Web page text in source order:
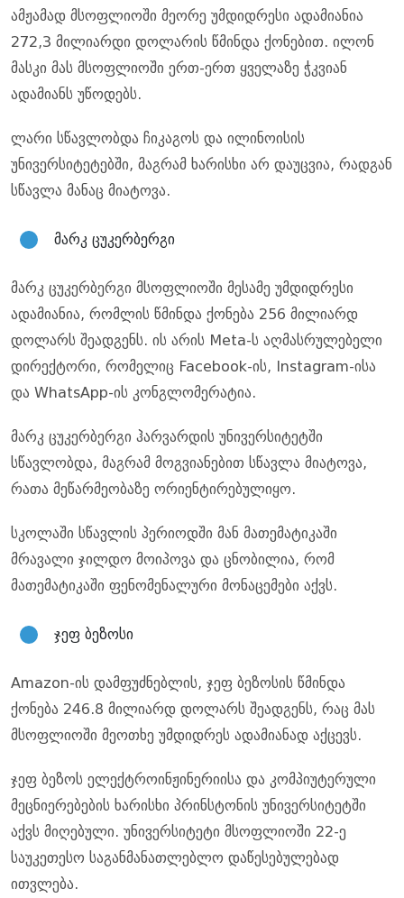
ამჟამად მსოფლიოში მეორე უმდიდრესი ადამიანია
272,3 მილიარდი დოლარის წმინდა ქონებით. ილონ
მასკი მას მსოფლიოში ერთ-ერთ ყველაზე ჭკვიან
ადამიანს უწოდებს.
ლარი სწავლობდა ჩიკაგოს და ილინოისის
უნივერსიტეტებში, მაგრამ ხარისხი არ დაუცვია, რადგან
სწავლა მანაც მიატოვა.
მარკ ცუკერბერგი
მარკ ცუკერბერგი მსოფლიოში მესამე უმდიდრესი
ადამიანია, რომლის წმინდა ქონება 256 მილიარდ
დოლარს შეადგენს. ის არის Meta-ს აღმასრულებელი
დირექტორი, რომელიც Facebook-ის, Instagram-ისა
და WhatsApp-ის კონგლომერატია.
მარკ ცუკერბერგი ჰარვარდის უნივერსიტეტში
სწავლობდა, მაგრამ მოგვიანებით სწავლა მიატოვა,
რათა მეწარმეობაზე ორიენტირებულიყო.
სკოლაში სწავლის პერიოდში მან მათემატიკაში
მრავალი ჯილდო მოიპოვა და ცნობილია, რომ
მათემატიკაში ფენომენალური მონაცემები აქვს.
ჯეფ ბეზოსი
Amazon-ის დამფუძნებლის, ჯეფ ბეზოსის წმინდა
ქონება 246.8 მილიარდ დოლარს შეადგენს, რაც მას
მსოფლიოში მეოთხე უმდიდრეს ადამიანად აქცევს.
ჯეფ ბეზოს ელექტროინჟინერიისა და კომპიუტერული
მეცნიერებების ხარისხი პრინსტონის უნივერსიტეტში
აქვს მიღებული. უნივერსიტეტი მსოფლიოში 22-ე
საუკეთესო საგანმანათლებლო დაწესებულებად
ითვლება.